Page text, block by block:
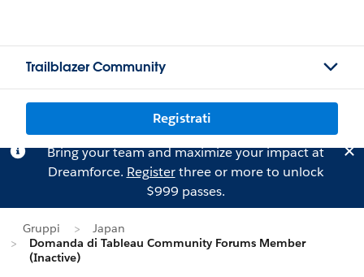
Trailblazer Community
Registrati
Bring your team and maximize your impact at
Dreamforce. Registerthree or more to unlock
$999 passes.
Gruppi
Japan
Domanda di Tableau Community Forums Member
(Inactive)